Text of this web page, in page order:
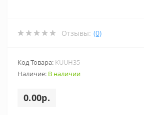
Отзывы: (0)
Код Товара: KUUH35
Наличие: В наличии
0.00р.